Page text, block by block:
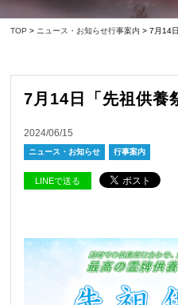
TOP > ニュース・お知らせ行事案内 > 7月14
7月14日「先祖供養
2024/06/15
ニュース・お知らせ 行事案内
LINEで送る